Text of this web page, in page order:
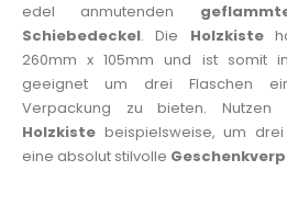
edel anmutenden
Schiebedeckel. Die Holzkiste
260mm x 105mm und ist somit
geeignet um drei Flaschen
Verpackung zu bieten.
Holzkiste beispielsweise, um drei
eine absolut stilvolle